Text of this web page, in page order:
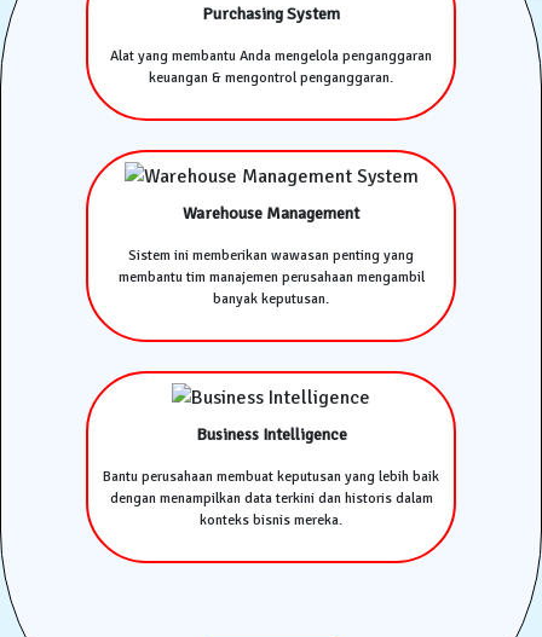
Purchasing System
Alat yang membantu Anda mengelola penganggaran
keuangan & mengontrol penganggaran.
Warehouse Management
Sistem ini memberikan wawasan penting yang
membantu tim manajemen perusahaan mengambil
banyak keputusan.
Business Intelligence
Bantu perusahaan membuat keputusan yang lebih baik
dengan menampilkan data terkini dan historis dalam
konteks bisnis mereka.